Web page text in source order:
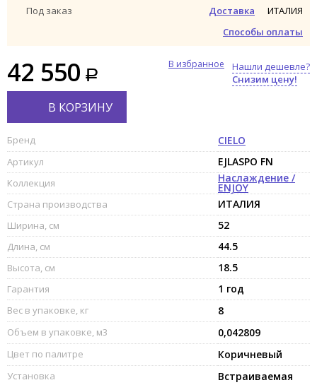
Под заказ
Доставка
Способы оплаты
ИТАЛИЯ
42 550
Нашли дешевле?
Снизим цену!
В избранное
В КОРЗИНУ
Бренд CIELO
Артикул EJLASPO FN
Коллекция Наслаждение /
ENJOY
Страна производства ИТАЛИЯ
Ширина, см 52
Длина, см 44.5
Высота, см 18.5
Гарантия 1 год
Вес в упаковке, кг 8
Объем в упаковке, м3 0,042809
Цвет по палитре Коричневый
Установка Встраиваемая